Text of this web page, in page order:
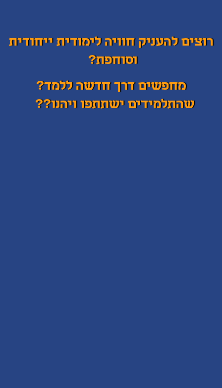
רוצים להעניק חוויה לימודית ייחודית
וסוחפת?
מחפשים דרך חדשה ללמד?
שהתלמידים ישתתפו ויהנו??